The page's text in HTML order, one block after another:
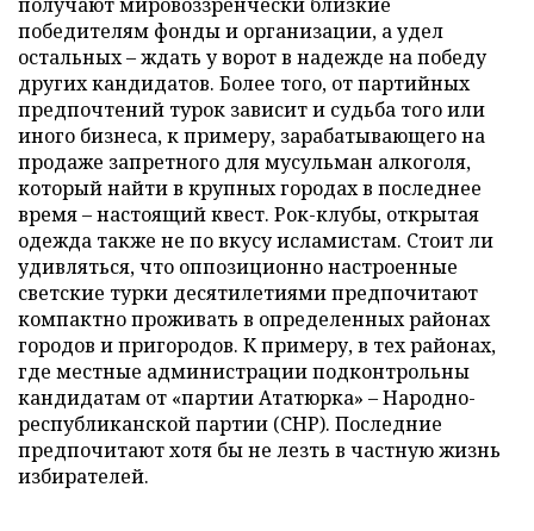
победителям фонды и организации, а удел
остальных – ждать у ворот в надежде на победу
других кандидатов. Более того, от партийных
предпочтений турок зависит и судьба того или
иного бизнеса, к примеру, зарабатывающего на
продаже запретного для мусульман алкоголя,
который найти в крупных городах в последнее
время – настоящий квест. Рок-клубы, открытая
одежда также не по вкусу исламистам. Стоит ли
удивляться, что оппозиционно настроенные
светские турки десятилетиями предпочитают
компактно проживать в определенных районах
городов и пригородов. К примеру, в тех районах,
где местные администрации подконтрольны
кандидатам от «партии Ататюрка» – Народно-
республиканской партии (СНР). Последние
предпочитают хотя бы не лезть в частную жизнь
избирателей.